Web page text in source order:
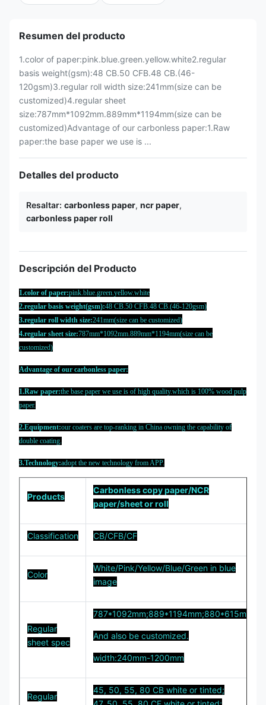
Resumen del producto
1.color of paper:pink.blue.green.yellow.white2.regular
basis weight(gsm):48 CB.50 CFB.48 CB.(46-
120gsm)3.regular roll width size:241mm(size can be
customized)4.regular sheet
size:787mm*1092mm.889mm*1194mm(size can be
customized)Advantage of our carbonless paper:1.Raw
paper:the base paper we use is ...
Detalles del producto
Resaltar: carbonless paper, ncr paper,
carbonless paper roll
Descripción del Producto
1.color of paper:pink.blue.green.yellow.white
2.regular basis weight(gsm):48 CB.50 CFB.48 CB.(46-120gsm)
3.regular roll width size:241mm(size can be customized)
4.regular sheet size:787mm*1092mm.889mm*1194mm(size can be
customized)
Advantage of our carbonless paper:
1.Raw paper:the base paper we use is of high quality.which is 100% wood pulp
paper.
2.Equipment:our coaters are top-ranking in China owning the capability of
double coating.
3.Technology:adopt the new technology from APP.
Products
Carbonless copy paper/NCR
paper/sheet or roll
Classification CB/CFB/CF
Color
White/Pink/Yellow/Blue/Green in blue
image
Regular
sheet spec
787*1092mm;889*1194mm;880*615mm;
And also be customized.
width:240mm-1200mm
Regular
45, 50, 55, 80 CB white or tinted;